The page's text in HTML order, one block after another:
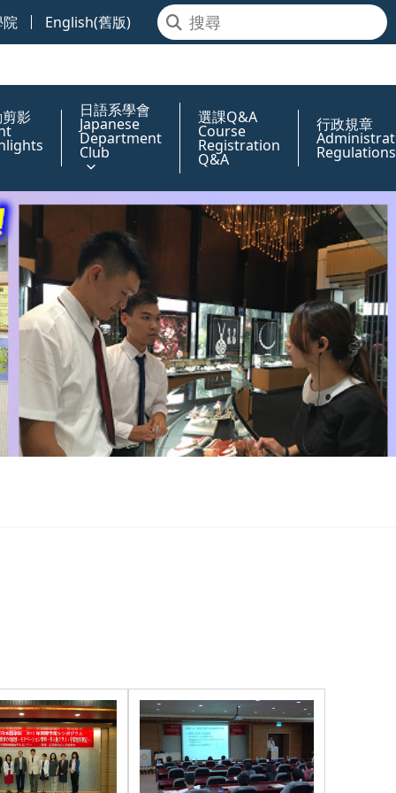
院 English(舊版)
影 日語系學會
Japanese
Department
Club
選課Q&A
Course
Registration
Q&A
行政規章
Regulations